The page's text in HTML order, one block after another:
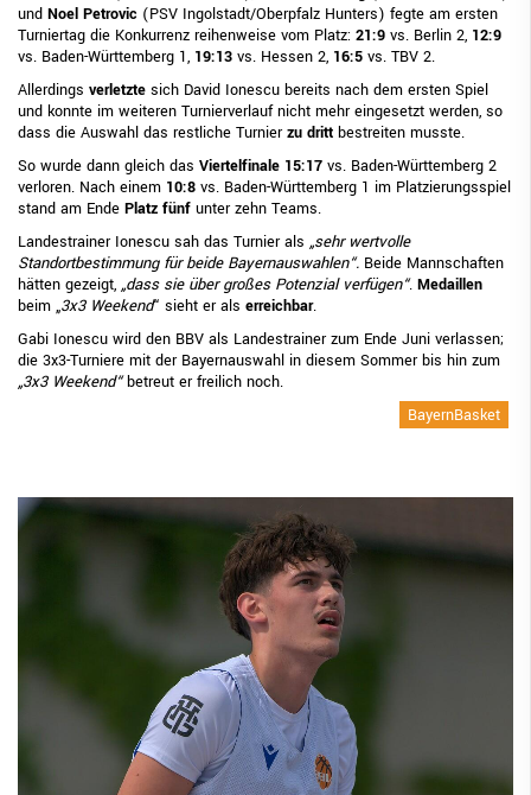
und Noel Petrovic (PSV Ingolstadt/Oberpfalz Hunters) fegte am ersten
Turniertag die Konkurrenz reihenweise vom Platz: 21:9 vs. Berlin 2, 12:9
vs. Baden-Württemberg 1, 19:13 vs. Hessen 2, 16:5 vs. TBV 2.
Allerdings verletzte sich David Ionescu bereits nach dem ersten Spiel
und konnte im weiteren Turnierverlauf nicht mehr eingesetzt werden, so
dass die Auswahl das restliche Turnierzu dritt bestreiten musste.
So wurde dann gleich das Viertelfinale 15:17 vs. Baden-Württemberg 2
verloren. Nach einem 10:8 vs. Baden-Württemberg 1 im Platzierungsspiel
stand am Ende Platz fünf unter zehn Teams.
Landestrainer Ionescu sah das Turnier als „sehr wertvolle
Standortbestimmung für beide Bayernauswahlen“. Beide Mannschaften
hätten gezeigt, „dass sie über großes Potenzial verfügen“. Medaillen
beim „3x3 Weekend“ sieht er als erreichbar.
Gabi Ionescu wird den BBV als Landestrainer zum Ende Juni verlassen;
die 3x3-Turniere mit der Bayernauswahl in diesem Sommer bis hin zum
„3x3 Weekend“betreut er freilich noch.
BayernBasket